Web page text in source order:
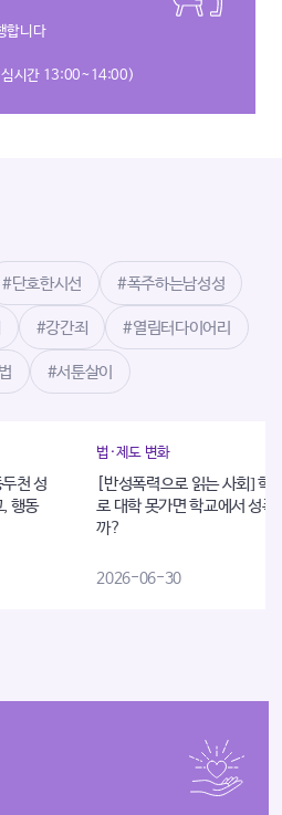
합니다
심시간 13:00~14:00)
#단호한시선 #폭주하는남성성
#강간죄 #열림터다이어리
#서툰살이
천 성
행동
법·제도 변화
[반성폭력으로 읽는 사회] 학
로 대학 못가면 학교에서 성폭
까?
2026-06-30